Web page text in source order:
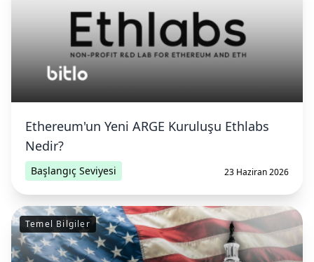
Ethereum'un Yeni ARGE Kuruluşu Ethlabs
Nedir?
Başlangıç Seviyesi 23 Haziran 2026
Temel Bilgiler